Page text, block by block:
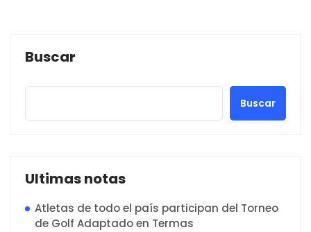
Buscar
Buscar
Ultimas notas
Atletas de todo el país participan del Torneo
de Golf Adaptado en Termas